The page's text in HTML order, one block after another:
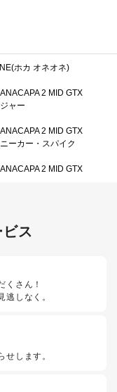
ホカ オネオネ)
2 MID GTX
ャー
2 MID GTX
ーカー・スパイク
2 MID GTX
ス
くさん！
逃しなく。
せします。